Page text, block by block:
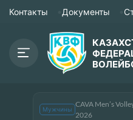
Контакты Документы
Мужчины
CAVA Men’s
2026